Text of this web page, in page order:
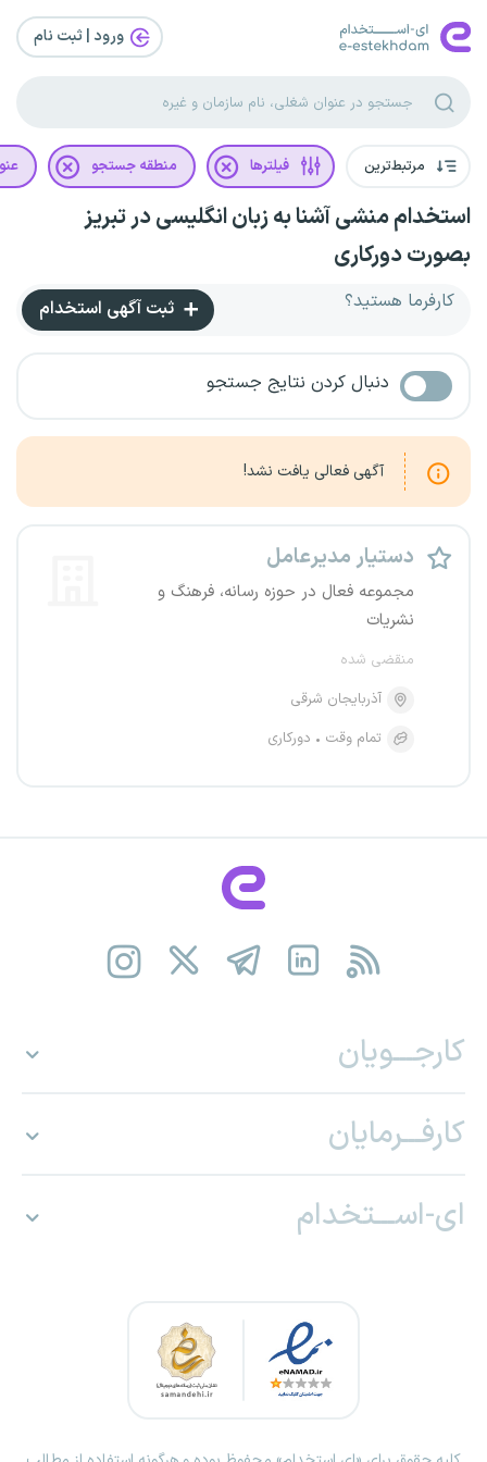
ورود | ثبت‌ نام
مرتبط‌ترین فیلترها منطقه جستجو
استخدام منشی آشنا به زبان انگلیسی در تبریز
بصورت دورکاری
کارفرما هستید؟ ثبت آگهی استخدام
دنبال کردن نتایج جستجو
آگهی فعالی یافت نشد!
دستیار مدیرعامل
مجموعه فعال در حوزه رسانه، فرهنگ و
نشریات
منقضی شده
آذربایجان شرقی
تمام وقت
دورکاری
کارجـــویان
کارفـــرمایان
ای-اســـتخدام